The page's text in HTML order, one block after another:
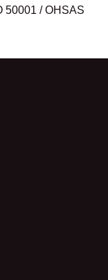
50001 / OHSAS